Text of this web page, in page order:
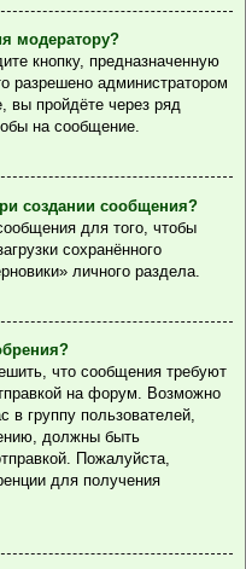
модератору?
кнопку, предназначенную
разрешено администратором
вы пройдёте через ряд
на сообщение.
создании сообщения?
для того, чтобы
сохранённого
личного раздела.
что сообщения требуют
на форум. Возможно
в группу пользователей,
должны быть
Пожалуйста,
для получения